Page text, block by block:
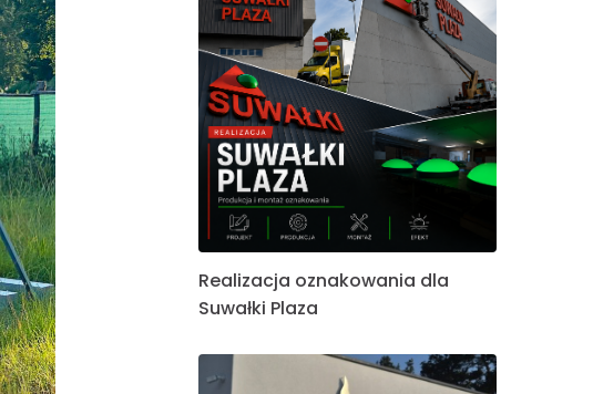
Realizacja oznakowania dla
Suwałki Plaza